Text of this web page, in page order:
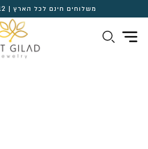
משלוחים חינם לכל הארץ | 12 תשלומים ללא ריבית